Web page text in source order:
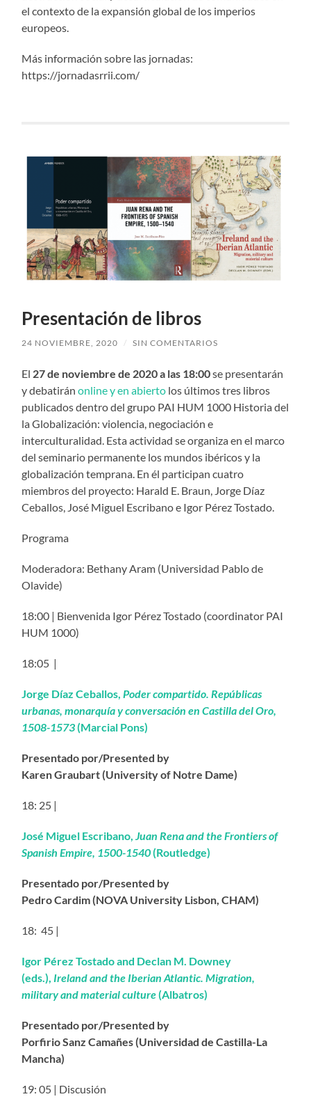
el contexto de la expansión global de los imperios
europeos.
Más información sobre las jornadas:
https://jornadasrrii.com/
Presentación de libros
24 NOVIEMBRE, 2020 / SIN COMENTARIOS
El 27 de noviembre de 2020 a las 18:00se presentarán
y debatiránonline y en abierto los últimos tres libros
publicados dentro del grupo PAI HUM 1000 Historia del
la Globalización: violencia, negociación e
interculturalidad. Esta actividad se organiza en el marco
del seminario permanente los mundos ibéricos y la
globalización temprana. En él participan cuatro
miembros del proyecto: Harald E. Braun, Jorge Díaz
Ceballos, José Miguel Escribano e Igor Pérez Tostado.
Programa
Moderadora: Bethany Aram (Universidad Pablo de
Olavide)
18:00 | Bienvenida Igor Pérez Tostado (coordinator PAI
HUM 1000)
18:05 |
Jorge Díaz Ceballos, Poder compartido. Repúblicas
urbanas, monarquía y conversación en Castilla del Oro,
1508-1573(Marcial Pons)
Presentado por/Presented by
Karen Graubart (University of Notre Dame)
18: 25 |
José Miguel Escribano, Juan Rena and the Frontiers of
Spanish Empire, 1500-1540(Routledge)
Presentado por/Presented by
Pedro Cardim (NOVA University Lisbon, CHAM)
18: 45 |
Igor Pérez Tostado and Declan M. Downey
(eds.), Ireland and the Iberian Atlantic. Migration,
military and material culture(Albatros)
Presentado por/Presented by
Porfirio Sanz Camañes (Universidad de Castilla-La
Mancha)
19: 05 | Discusión